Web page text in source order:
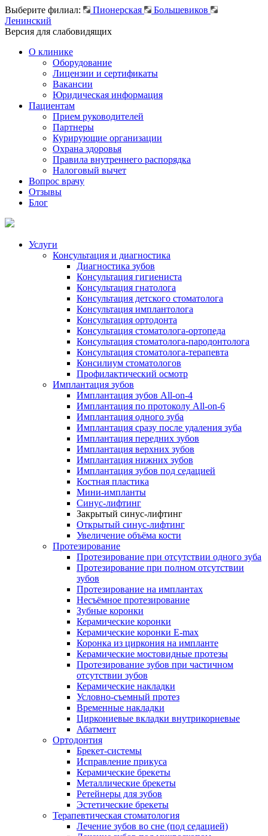
Выберите филиал: Пионерская
Большевиков
Ленинский
Версия для слабовидящих
О клинике
Оборудование
Лицензии и сертификаты
Вакансии
Юридическая информация
Пациентам
Прием руководителей
Партнеры
Курирующие организации
Охрана здоровья
Правила внутреннего распорядка
Налоговый вычет
Вопрос врачу
Отзывы
Блог
Услуги
Консультация и диагностика
Диагностика зубов
Консультация гигиениста
Консультация гнатолога
Консультация детского стоматолога
Консультация имплантолога
Консультация ортодонта
Консультация стоматолога-ортопеда
Консультация стоматолога-пародонтолога
Консультация стоматолога-терапевта
Консилиум стоматологов
Профилактический осмотр
Имплантация зубов
Имплантация зубов All-on-4
Имплантация по протоколу All-on-6
Имплантация одного зуба
Имплантация сразу после удаления зуба
Имплантация передних зубов
Имплантация верхних зубов
Имплантация нижних зубов
Имплантация зубов под седацией
Костная пластика
Мини-импланты
Синус-лифтинг
Закрытый синус-лифтинг
Открытый синус-лифтинг
Увеличение объёма кости
Протезирование
Протезирование при отсутствии одного зуба
Протезирование при полном отсутствии
зубов
Протезирование на имплантах
Несъёмное протезирование
Зубные коронки
Керамические коронки
Керамические коронки E-max
Коронка из циркония на импланте
Керамические мостовидные протезы
Протезирование зубов при частичном
отсутствии зубов
Керамические накладки
Условно-съемный протез
Временные накладки
Циркониевые вкладки внутрикорневые
Абатмент
Ортодонтия
Брекет-системы
Исправление прикуса
Керамические брекеты
Металлические брекеты
Ретейнеры для зубов
Эстетические брекеты
Терапевтическая стоматология
Лечение зубов во сне (под седацией)